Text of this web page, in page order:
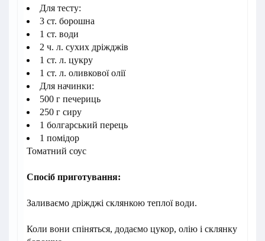
Для тесту:
3 ст. борошна
1 ст. води
2 ч. л. сухих дріжджів
1 ст. л. цукру
1 ст. л. оливкової олії
Для начинки:
500 г печериць
250 г сиру
1 болгарський перець
1 помідор
Томатний соус
Спосіб приготування:
Заливаємо дріжджі склянкою теплої води.
Коли вони спіняться, додаємо цукор, олію і склянку